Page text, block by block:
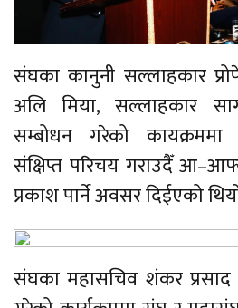
संघका कानुनी सल्लाहकार
अलि मिया, सल्लाहकार
सम्बोधन गरेको कायक्रममा
संक्षिप्त परिचय गराउदैँ
प्रकाश पार्ने अवसर दिईएको
संघका महासचिव शंकर